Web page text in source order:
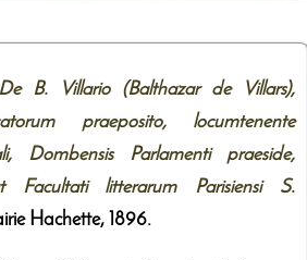
De B. Villario (Balthazar de Villars),
praeposito, locumtenente
Dombensis Parlamenti praeside,
Facultati litterarum Parisiensi S.
Hachette, 1896.